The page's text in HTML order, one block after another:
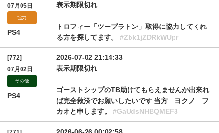
07月05日
協力
PS4
表示期限切れ
トロフィー「ツープラトン」取得に協力してくれ
る方を探してます。 #Zbk1jZDRkWUpr
[772]
07月02日
その他
PS4
2026-07-02 21:14:33
表示期限切れ
ゴーストシップのTB助けてもらえませんか出来れ
ば完全救済でお願いしたいです 当方 ヨクノ フ
カオと申します。 #GaUdsNHBQMEF3